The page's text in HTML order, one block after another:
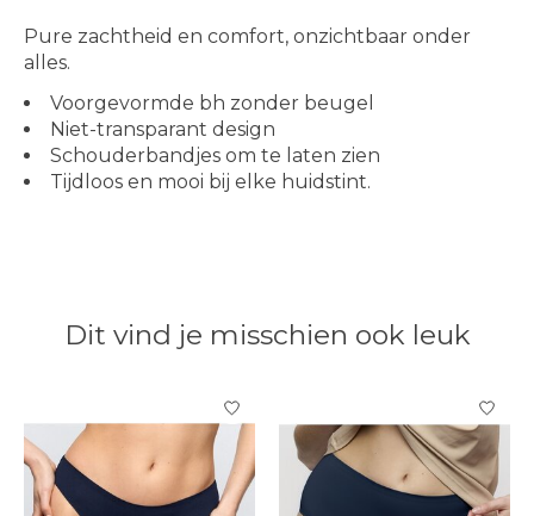
Pure zachtheid en comfort, onzichtbaar onder
alles.
Voorgevormde bh zonder beugel
Niet-transparant design
Schouderbandjes om te laten zien
Tijdloos en mooi bij elke huidstint.
Dit vind je misschien ook leuk
Items van productcarrousel